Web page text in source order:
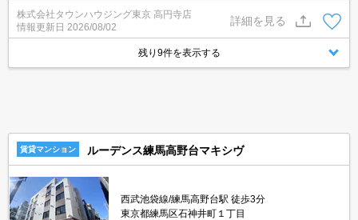
スフリーな暮らしを楽しむ！住むほどに愛着が深まる暮らしやすい
街！！
株式会社タウンハウジング東京 高円寺店
情報更新日 2026/08/02
詳細を見る
残り9件を表示する
賃貸マンション ルーデンス練馬高野台マキシヴ
西武池袋線/練馬高野台駅 徒歩3分
東京都練馬区石神井町１丁目